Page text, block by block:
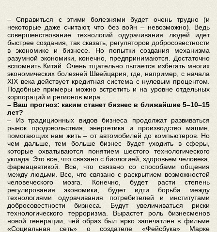
– Справиться с этими болезнями будет очень трудно (и
некоторые даже считают, что без войн – невозможно). Ведь
совершенствование технологий одурачивания людей идет
быстрее создания, так сказать, регуляторов добросовестности
в экономике и бизнесе. Но попытки создания механизма
разумной экономики, конечно, предпринимаются. Достаточно
вспомнить Китай. Очень тщательно пытается избегать многих
экономических болезней Швейцария, где, например, с начала
XIX века действует кредитная система с нулевым процентом.
Подобные примеры можно встретить и на уровне отдельных
корпораций и регионов мира.
– Ваш прогноз: каким станет бизнес в ближайшие 5–10–15
лет?
– Из традиционных видов бизнеса продолжат развиваться
рынок продовольствия, энергетика и производство машин,
помогающих нам жить – от автомобилей до компьютеров. Но
чем дальше, тем больше бизнес будет уходить в сферы,
которые охватываются понятием шестого технологического
уклада. Это все, что связано с биологией, здоровьем человека,
фармацевтикой. Все, что связано со способами общения
между людьми. Все, что связано с раскрытием возможностей
человеческого мозга. Конечно, будет расти степень
регулирования экономики, будет идти борьба между
технологиями одурачивания потребителей и институтами
добросовестности бизнеса. Будут увеличиваться риски
технологического терроризма. Вырастет роль бизнесменов
новой генерации, чей образ был ярко запечатлен в фильме
«Социальная сеть» о создателе «Фейсбука» Марке